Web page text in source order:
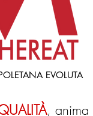
EVOLUTA
, anima